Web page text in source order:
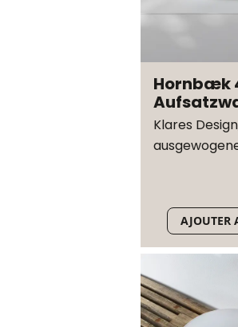
Hornbæk
Klares
AJOUTER